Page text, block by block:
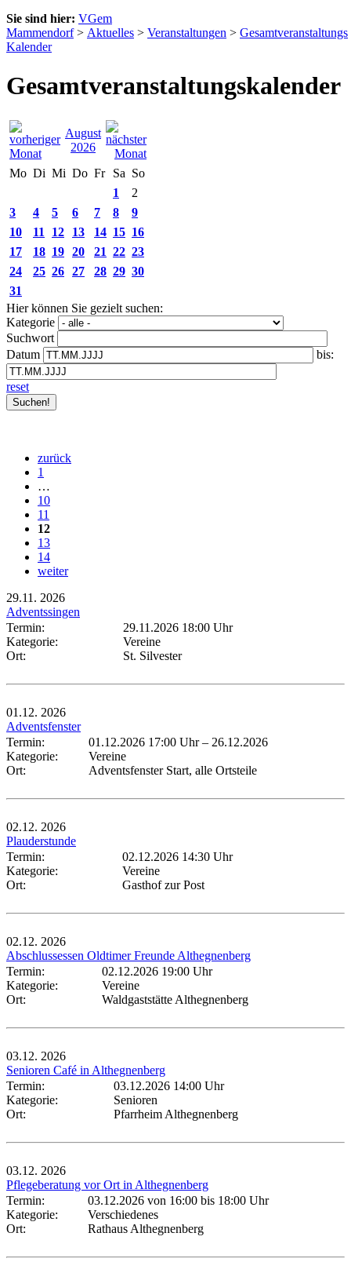
Sie sind hier: VGem
Mammendorf> Aktuelles > Veranstaltungen > Gesamtveranstaltungs
Kalender
Gesamtveranstaltungskalender
August
2026
Mo Di Mi Do Fr Sa So
1
2
3
4 5 6 7 8
9
10
11 12 13 14 15 16
17
18 19 20 21 22 23
24
25 26 27 28 29 30
31
Hier können Sie gezielt suchen:
Kategorie
Suchwort
Datum
bis:
reset
zurück
1
…
10
11
12
13
14
weiter
29.11. 2026
Adventssingen
Termin:
29.11.2026 18:00 Uhr
Kategorie:
Vereine
Ort:
St. Silvester
01.12. 2026
Adventsfenster
Termin:
01.12.2026 17:00 Uhr– 26.12.2026
Kategorie:
Vereine
Ort:
Adventsfenster Start, alle Ortsteile
02.12. 2026
Plauderstunde
Termin:
02.12.2026 14:30 Uhr
Kategorie:
Vereine
Ort:
Gasthof zur Post
02.12. 2026
Abschlussessen Oldtimer Freunde Althegnenberg
Termin:
02.12.2026 19:00 Uhr
Kategorie:
Vereine
Ort:
Waldgaststätte Althegnenberg
03.12. 2026
Senioren Café in Althegnenberg
Termin:
03.12.2026 14:00 Uhr
Kategorie:
Senioren
Ort:
Pfarrheim Althegnenberg
03.12. 2026
Pflegeberatung vor Ort in Althegnenberg
Termin:
03.12.2026 von 16:00 bis 18:00 Uhr
Kategorie:
Verschiedenes
Ort:
Rathaus Althegnenberg